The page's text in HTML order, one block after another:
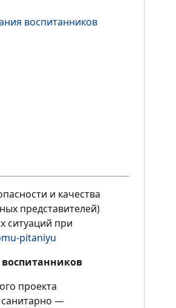
воспитанников
и качества
представителей)
ситуаций при
pitaniyu
проекта
санитарно —